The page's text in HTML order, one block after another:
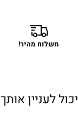
משלוח מהיר!
יכול לעניין אותך